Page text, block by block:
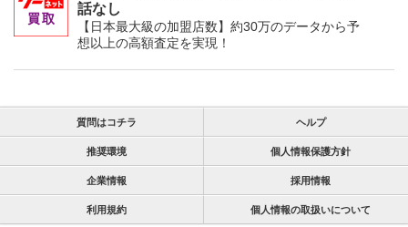
話なし
【日本最大級の加盟店数】約30万のデータから予
想以上の高額査定を実現！
質問はコチラ ヘルプ
推奨環境 個人情報保護方針
企業情報 採用情報
利用規約 個人情報の取扱いについて